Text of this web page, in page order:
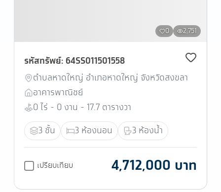
0 2,751
รหัสทรัพย์: 64SS011501558
ตำบลหาดใหญ่ อำเภอหาดใหญ่ จังหวัดสงขลา
อาคารพาณิชย์
0 ไร่ - 0 งาน - 17.7 ตารางวา
3 ชั้น
3 ห้องนอน 3 ห้องน้ำ
เปรียบเทียบ 4,712,000 บาท